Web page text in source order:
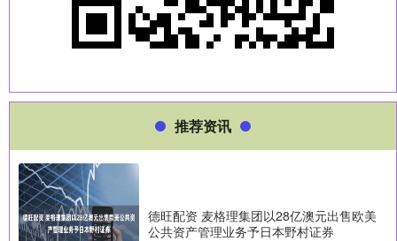
推荐资讯
德旺配资 麦格理集团以28亿澳元出售欧美
公共资产管理业务予日本野村证券